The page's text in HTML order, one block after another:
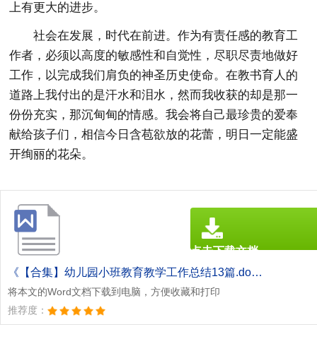
上有更大的进步。
社会在发展，时代在前进。作为有责任感的教育工
作者，必须以高度的敏感性和自觉性，尽职尽责地做好
工作，以完成我们肩负的神圣历史使命。在教书育人的
道路上我付出的是汗水和泪水，然而我收获的却是那一
份份充实，那沉甸甸的情感。我会将自己最珍贵的爱奉
献给孩子们，相信今日含苞欲放的花蕾，明日一定能盛
开绚丽的花朵。
《【合集】幼儿园小班教育教学工作总结13篇.doc》
将本文的Word文档下载到电脑，方便收藏和打印
推荐度：
点击下载文档
文档为doc格式